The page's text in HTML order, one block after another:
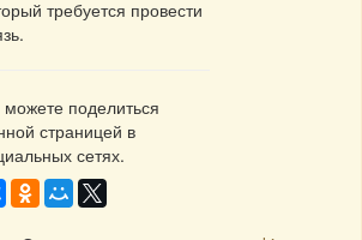
требуется провести
поделиться
страницей в
сетях.